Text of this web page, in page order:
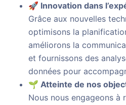
🚀 Innovation dans
Grâce aux nouvelles
optimisons la
améliorons la
et fournissons des
données pour
🌱 Atteinte de nos
Nous nous engageons à